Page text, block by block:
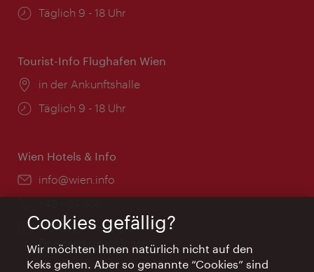
Öffnungszeiten:
Täglich 9 - 18 Uhr
Tourist-Info Flughafen Wien
Ort:
in der Ankunftshalle
Öffnungszeiten:
Täglich 9 - 18 Uhr
Wien Hotels & Info
Email:
info@wien.info
Öffnungszeiten:
Montag - Freitag 9 – 17 Uhr
Feiertags geschlossen
Cookies gefällig?
Wir möchten Ihnen natürlich nicht auf den
Keks gehen. Aber so genannte “Cookies” sind